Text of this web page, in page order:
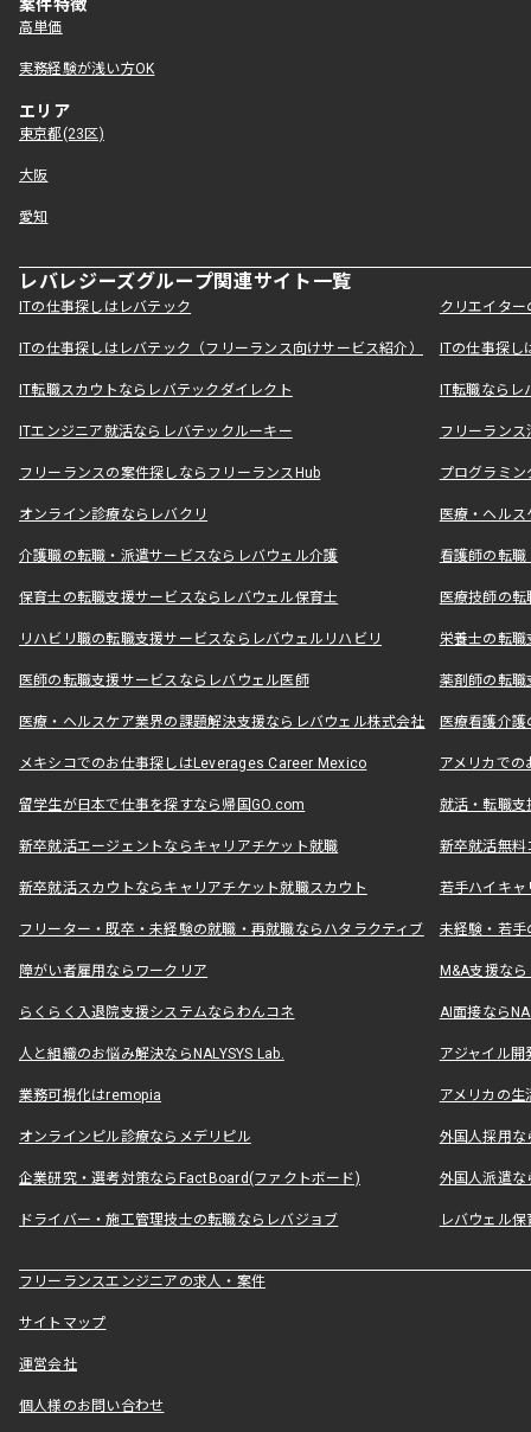
案件特徴
高単価
実務経験が浅い方OK
エリア
東京都(23区)
大阪
愛知
レバレジーズグループ関連サイト一覧
ITの仕事探しはレバテック クリエイタ
ITの仕事探しはレバテック（フリーランス向けサービス紹介） ITの仕事探
IT転職スカウトならレバテックダイレクト IT転職なら
ITエンジニア就活ならレバテックルーキー フリーラン
フリーランスの案件探しならフリーランスHub プログラミ
オンライン診療ならレバクリ 医療・ヘル
介護職の転職・派遣サービスならレバウェル介護 看護師の転
保育士の転職支援サービスならレバウェル保育士 医療技師の
リハビリ職の転職支援サービスならレバウェルリハビリ 栄養士の転
医師の転職支援サービスならレバウェル医師 薬剤師の転
医療・ヘルスケア業界の課題解決支援ならレバウェル株式会社 医療看護介
メキシコでのお仕事探しはLeverages Career Mexico アメリカで
留学生が日本で仕事を探すなら帰国GO.com 就活・転職
新卒就活エージェントならキャリアチケット就職 新卒就活無料
新卒就活スカウトならキャリアチケット就職スカウト 若手ハイキ
フリーター・既卒・未経験の就職・再就職ならハタラクティブ 未経験・若手
障がい者雇用ならワークリア M&A支援な
らくらく入退院支援システムならわんコネ AI面接なら
人と組織のお悩み解決ならNALYSYS Lab. アジャイル
業務可視化はremopia アメリカの
オンラインピル診療ならメデリピル 外国人採用
企業研究・選考対策ならFactBoard(ファクトボード) 外国人派遣な
ドライバー・施工管理技士の転職ならレバジョブ レバウェル
フリーランスエンジニアの求人・案件
サイトマップ
運営会社
個人様のお問い合わせ